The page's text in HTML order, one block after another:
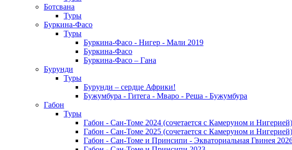
Ботсвана
Туры
Буркина-Фасо
Туры
Буркина-Фасо - Нигер - Мали 2019
Буркина-Фасо
Буркина-Фасо – Гана
Бурунди
Туры
Бурунди – сердце Африки!
Бужумбура - Гитега - Мваро - Реша - Бужумбура
Габон
Туры
Габон - Сан-Томе 2024 (сочетается с Камеруном и Нигерией)
Габон - Сан-Томе 2025 (сочетается с Камеруном и Нигерией)
Габон - Сан-Томе и Принсипи - Экваториальная Гвинея